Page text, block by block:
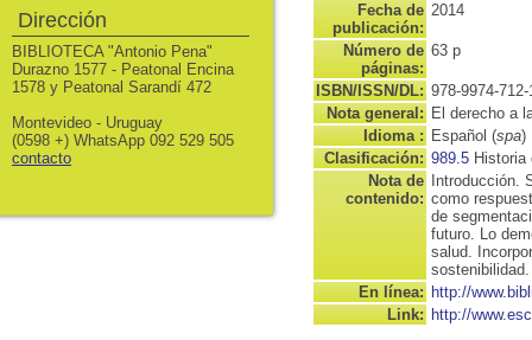
Fecha de
publicación:
2014
Número de
páginas:
63 p
ISBN/ISSN/DL: 978-9974-712-
Nota general: El derecho a
Idioma : Español (spa)
Clasificación: 989.5 Historia
Nota de
contenido:
Introducción.
como
de
futuro. Lo
salud.
En línea: http://
Link: http://
Dirección
BIBLIOTECA "Antonio Pena"
Durazno 1577 - Peatonal Encina
1578 y Peatonal Sarandí 472
Montevideo - Uruguay
(0598 +) WhatsApp 092 529 505
contacto